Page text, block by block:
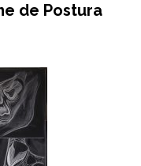
de Postura